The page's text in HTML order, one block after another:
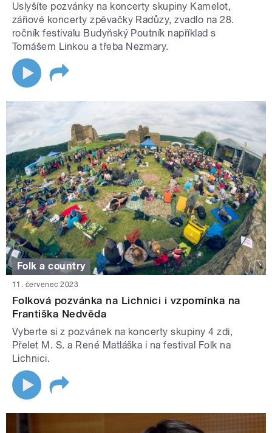
Uslyšíte pozvánky na koncerty skupiny Kamelot,
zářiové koncerty zpěvačky Radůzy, zvadlo na 28.
ročník festivalu Budyňský Poutník například s
Tomášem Linkou a třeba Nezmary.
Folk a country
11. červenec 2023
Folková pozvánka na Lichnici i vzpomínka na
Františka Nedvěda
Vyberte si z pozvánek na koncerty skupiny 4 zdi,
Přelet M. S. a René Matláška i na festival Folk na
Lichnici.